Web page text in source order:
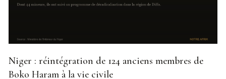
Niger : réintégration de 124 anciens membres de
Boko Haram à la vie civile